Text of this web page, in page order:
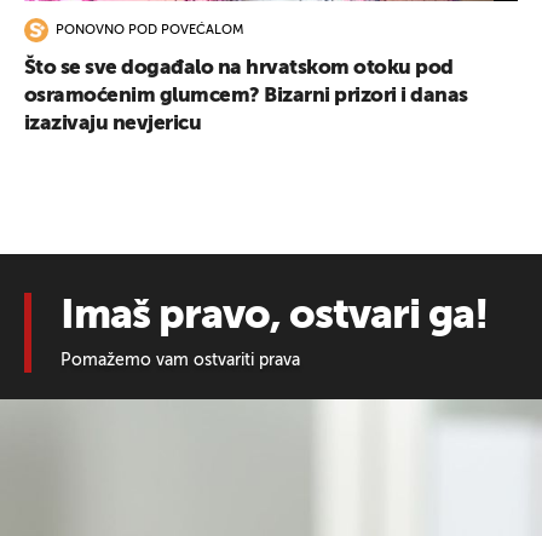
PONOVNO POD POVEĆALOM
Što se sve događalo na hrvatskom otoku pod
osramoćenim glumcem? Bizarni prizori i danas
izazivaju nevjericu
Imaš pravo, ostvari ga!
Pomažemo vam ostvariti prava